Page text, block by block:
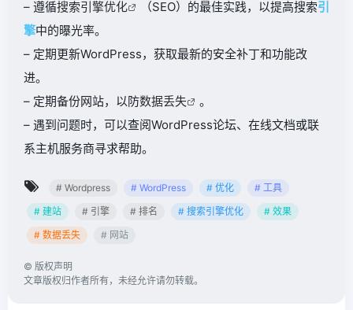
– 遵循搜索引擎优化 （SEO）的最佳实践，以提高搜索引
擎中的曝光率。
– 定期更新WordPress，获取最新的安全补丁和功能改
进。
– 定期备份网站，以防数据丢失
。
– 遇到问题时，可以查阅WordPress论坛、在线文档或联
系主机服务商寻求帮助。
# Wordpress # WordPress # 优化
# 工具
# 建站
# 引擎 # 排名 # 搜索引擎优化
# 效果
# 数据丢失
# 网站
© 版权声明
文章版权归作者所有，未经允许请勿转载。